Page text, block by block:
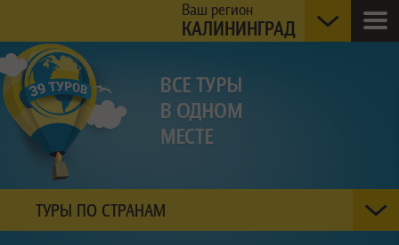
Ваш регион
КАЛИНИНГРАД
ТУРЫ ПО СТРАНАМ